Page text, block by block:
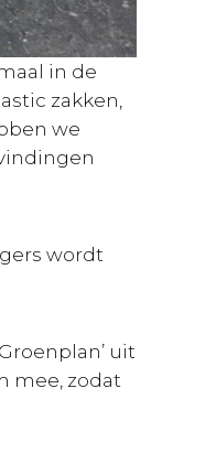
in de
zakken,
we
wordt
uit
mee, zodat